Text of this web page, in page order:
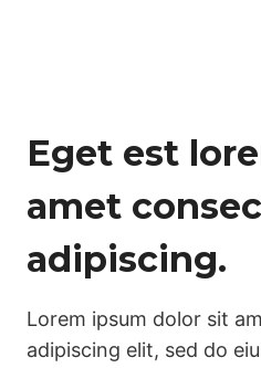
Eget est
amet
adipiscing.
Lorem ipsum dolor sit
adipiscing elit, sed do